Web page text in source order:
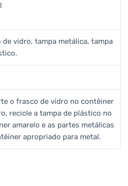
de vidro, tampa metálica, tampa
o frasco de vidro no contêiner
recicle a tampa de plástico no
amarelo e as partes metálicas
apropriado para metal.